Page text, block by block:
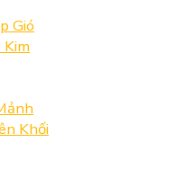
Gió
Kim
Khối